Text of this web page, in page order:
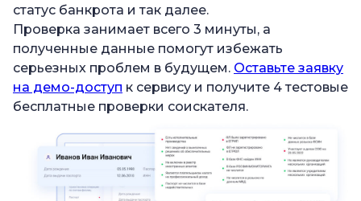
статус банкрота и так далее.
Проверка занимает всего 3 минуты, а
полученные данные помогут избежать
серьезных проблем в будущем. Оставьте заявку
на демо-доступ к сервису и получите 4 тестовые
бесплатные проверки соискателя.